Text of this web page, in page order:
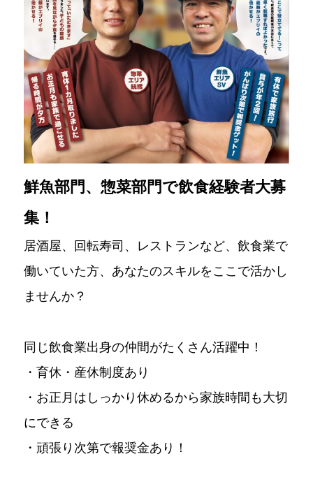
鮮魚部門、惣菜部門で飲食経験者大募
集！
居酒屋、回転寿司、レストランなど、飲食業で
働いていた方、あなたのスキルをここで活かし
ませんか？
同じ飲食業出身の仲間がたくさん活躍中！
・育休・産休制度あり
・お正月はしっかり休めるから家族時間も大切
にできる
・頑張り次第で報奨金あり！